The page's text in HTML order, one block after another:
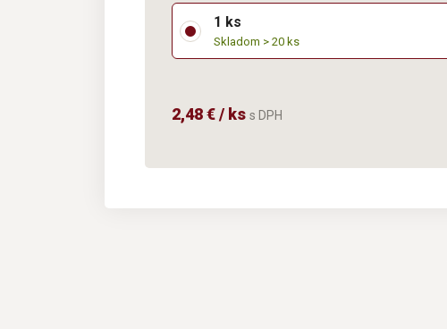
1 ks
Skladom > 20 ks
2,48 € / ks s DPH